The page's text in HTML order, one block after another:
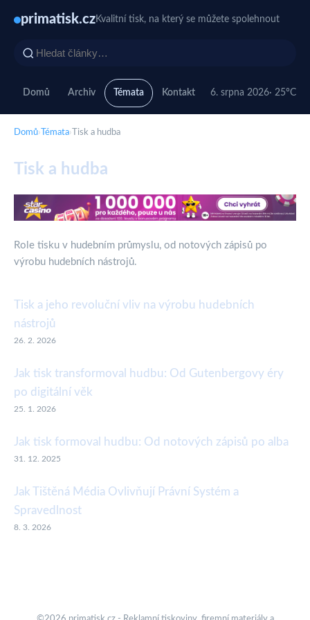
primatisk.czKvalitní tisk, na který se můžete spolehnout
Domů Archiv Témata Kontakt 6. srpna 2026· 25°C
Domů› Témata› Tisk a hudba
Tisk a hudba
Role tisku v hudebním průmyslu, od notových zápisů po
výrobu hudebních nástrojů.
Tisk a jeho revoluční vliv na výrobu hudebních
nástrojů
26. 2. 2026
Jak tisk transformoval hudbu: Od Gutenbergovy éry
po digitální věk
25. 1. 2026
Jak tisk formoval hudbu: Od notových zápisů po alba
31. 12. 2025
Jak Tištěná Média Ovlivňují Právní Systém a
Spravedlnost
8. 3. 2026